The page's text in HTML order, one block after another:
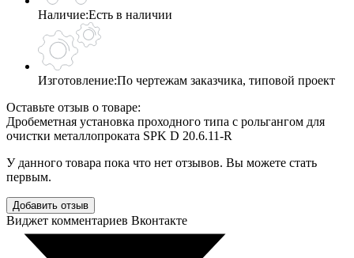
Наличие:Есть в наличии
Изготовление:По чертежам заказчика, типовой проект
Оставьте отзыв о товаре:
Дробеметная установка проходного типа с рольгангом для
очистки металлопроката SPK D 20.6.11-R
У данного товара пока что нет отзывов. Вы можете стать
первым.
Добавить отзыв
Виджет комментариев Вконтакте